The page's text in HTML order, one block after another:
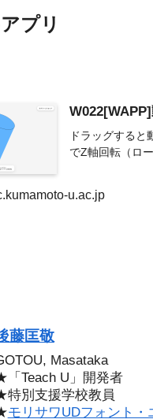
プリ
ドラッグする
でZ軸回転（ロ
u.ac.jp
藤匡敬
Masataka
「Teach U」開発者
特別支援学校教員
モリサワUDフォント・